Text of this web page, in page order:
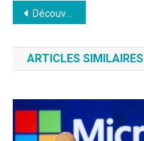
Navigation
l’article
Découvrez le Steam Deck de Valve – Une Édition Collector Exceptionnelle
ARTICLES SIMILAIRES